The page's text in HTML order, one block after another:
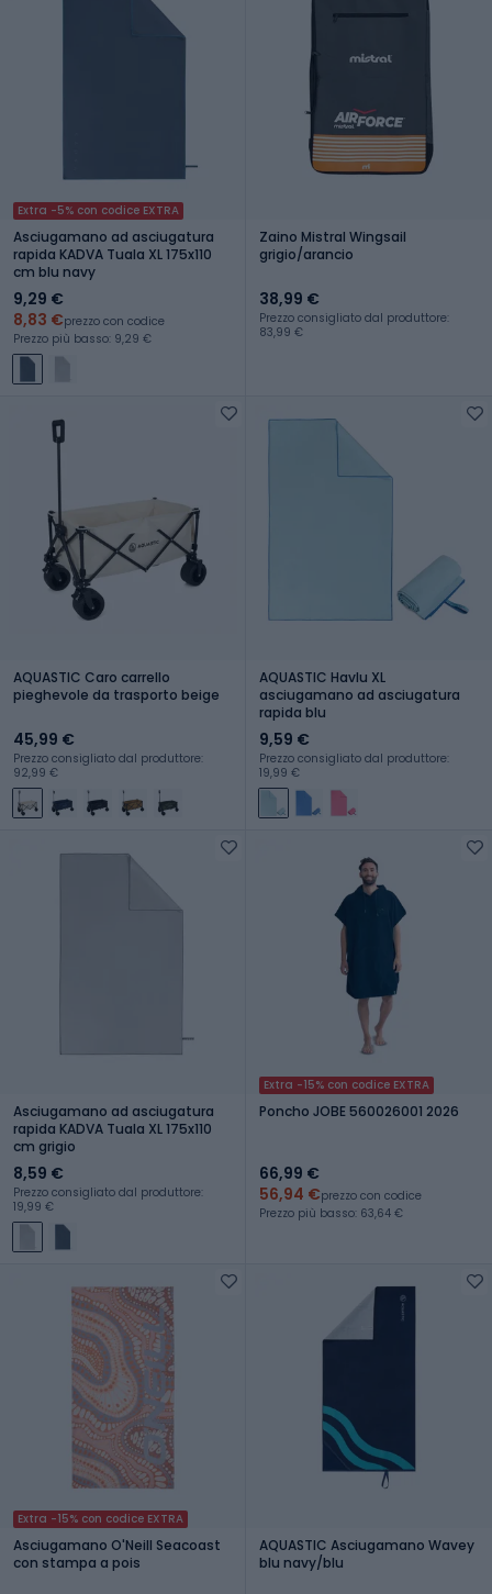
Extra -5% con codice EXTRA
Asciugamano ad asciugatura
rapida KADVA Tuala XL 175x110
cm blu navy
9,29 €
8,83 €prezzo con codice
Prezzo più basso: 9,29 €
Zaino Mistral Wingsail
grigio/arancio
38,99 €
Prezzo consigliato dal produttore:
83,99 €
AQUASTIC Caro carrello
pieghevole da trasporto beige
45,99 €
Prezzo consigliato dal produttore:
92,99 €
AQUASTIC Havlu XL
asciugamano ad asciugatura
rapida blu
9,59 €
Prezzo consigliato dal produttore:
19,99 €
Asciugamano ad asciugatura
rapida KADVA Tuala XL 175x110
cm grigio
8,59 €
Prezzo consigliato dal produttore:
19,99 €
Extra -15% con codice EXTRA
Poncho JOBE 560026001 2026
66,99 €
56,94 €prezzo con codice
Prezzo più basso: 63,64 €
Extra -15% con codice EXTRA
Asciugamano O'Neill Seacoast
con stampa a pois
AQUASTIC Asciugamano Wavey
blu navy/blu